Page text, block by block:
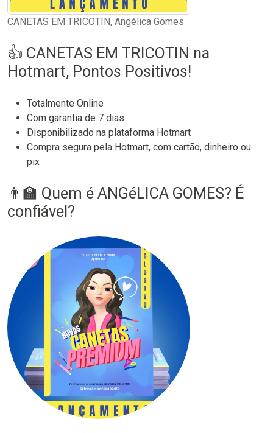
CANETAS EM TRICOTIN, Angélica Gomes
👍 CANETAS EM TRICOTIN na
Hotmart, Pontos Positivos!
Totalmente Online
Com garantia de 7 dias
Disponibilizado na plataforma Hotmart
Compra segura pela Hotmart, com cartão, dinheiro ou
pix
👨‍🏫 Quem é ANGéLICA GOMES? É
confiável?